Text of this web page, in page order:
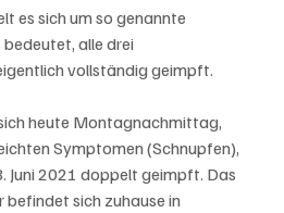
es sich um so genannte
alle drei
vollständig geimpft.
heute Montagnachmittag,
Symptomen (Schnupfen),
Juni 2021 doppelt geimpft. Das
befindet sich zuhause in